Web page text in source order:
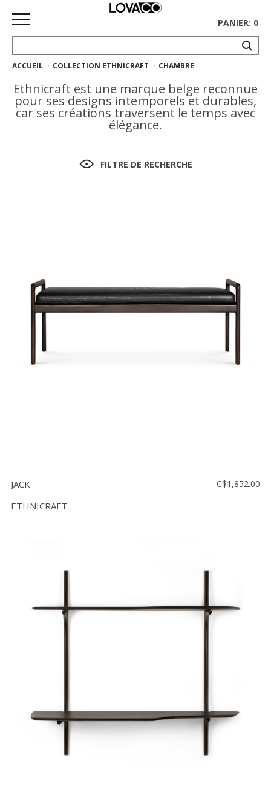
ACCUEIL
MAGASINER
Collection
démonstrateurs
Luminaires
Miroirs
MON
PANIER: 0
ACCUEIL COLLECTION ETHNICRAFT CHAMBRE
Ethnicraft est une marque belge reconnue
pour ses designs intemporels et durables,
car ses créations traversent le temps avec
élégance.
FILTRE DE RECHERCHE
JACK
ETHNICRAFT
C$1,852.00